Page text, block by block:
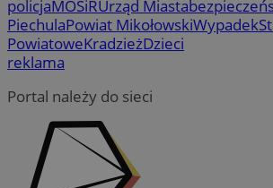
policjaMOSiRUrząd Miasta
PiechulaPowiat MikołowskiWypadek
PowiatoweKradzieżDzieci
reklama
Portal należy do sieci